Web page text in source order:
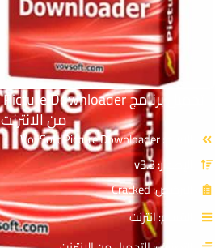
من الانترنت
الاسم: VovSoft Picture Downloader
الإصدار: v3.3
الترخيص: Cracked
القسم: انترنت